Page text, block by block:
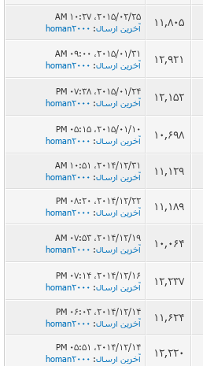
11,805
2015/02/25، 10:27 AM
آخرین ارسال:
homan2000
12,921
2015/01/31، 09:00 AM
آخرین ارسال:
homan2000
12,152
2015/01/24، 07:38 PM
آخرین ارسال:
homan2000
10,698
2015/01/10، 05:15 PM
آخرین ارسال:
homan2000
11,129
2014/12/31، 10:51 AM
آخرین ارسال:
homan2000
11,189
2014/12/22، 08:20 PM
آخرین ارسال:
homan2000
10,064
2014/12/19، 07:53 AM
آخرین ارسال:
homan2000
12,237
2014/12/16، 07:14 PM
آخرین ارسال:
homan2000
11,624
2014/12/14، 06:03 PM
آخرین ارسال:
homan2000
12,220
2014/12/14، 05:51 PM
آخرین ارسال:
homan2000